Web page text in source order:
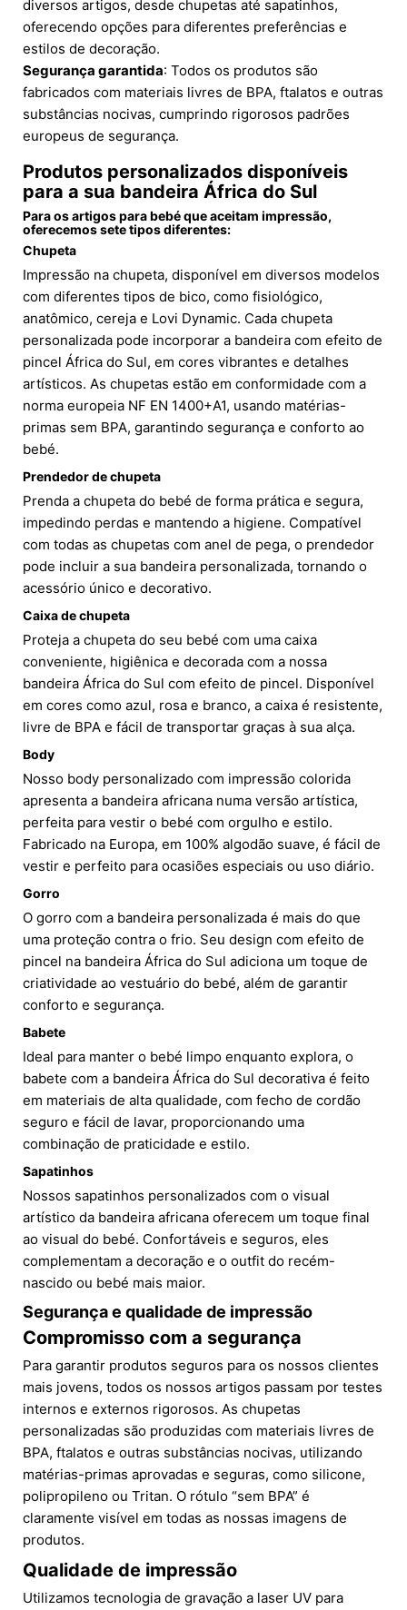
diversos artigos, desde chupetas até sapatinhos,
oferecendo opções para diferentes preferências e
estilos de decoração.
Segurança garantida: Todos os produtos são
fabricados com materiais livres de BPA, ftalatos e outras
substâncias nocivas, cumprindo rigorosos padrões
europeus de segurança.
Produtos personalizados disponíveis
para a sua bandeira África do Sul
Para os artigos para bebé que aceitam impressão,
oferecemos sete tipos diferentes:
Chupeta
Impressão na chupeta, disponível em diversos modelos
com diferentes tipos de bico, como fisiológico,
anatômico, cereja e Lovi Dynamic. Cada chupeta
personalizada pode incorporar a bandeira com efeito de
pincel África do Sul, em cores vibrantes e detalhes
artísticos. As chupetas estão em conformidade com a
norma europeia NF EN 1400+A1, usando matérias-
primas sem BPA, garantindo segurança e conforto ao
bebé.
Prendedor de chupeta
Prenda a chupeta do bebé de forma prática e segura,
impedindo perdas e mantendo a higiene. Compatível
com todas as chupetas com anel de pega, o prendedor
pode incluir a sua bandeira personalizada, tornando o
acessório único e decorativo.
Caixa de chupeta
Proteja a chupeta do seu bebé com uma caixa
conveniente, higiênica e decorada com a nossa
bandeira África do Sul com efeito de pincel. Disponível
em cores como azul, rosa e branco, a caixa é resistente,
livre de BPA e fácil de transportar graças à sua alça.
Body
Nosso body personalizado com impressão colorida
apresenta a bandeira africana numa versão artística,
perfeita para vestir o bebé com orgulho e estilo.
Fabricado na Europa, em 100% algodão suave, é fácil de
vestir e perfeito para ocasiões especiais ou uso diário.
Gorro
O gorro com a bandeira personalizada é mais do que
uma proteção contra o frio. Seu design com efeito de
pincel na bandeira África do Sul adiciona um toque de
criatividade ao vestuário do bebé, além de garantir
conforto e segurança.
Babete
Ideal para manter o bebé limpo enquanto explora, o
babete com a bandeira África do Sul decorativa é feito
em materiais de alta qualidade, com fecho de cordão
seguro e fácil de lavar, proporcionando uma
combinação de praticidade e estilo.
Sapatinhos
Nossos sapatinhos personalizados com o visual
artístico da bandeira africana oferecem um toque final
ao visual do bebé. Confortáveis e seguros, eles
complementam a decoração e o outfit do recém-
nascido ou bebé mais maior.
Segurança e qualidade de impressão
Compromisso com a segurança
Para garantir produtos seguros para os nossos clientes
mais jovens, todos os nossos artigos passam por testes
internos e externos rigorosos. As chupetas
personalizadas são produzidas com materiais livres de
BPA, ftalatos e outras substâncias nocivas, utilizando
matérias-primas aprovadas e seguras, como silicone,
polipropileno ou Tritan. O rótulo “sem BPA” é
claramente visível em todas as nossas imagens de
produtos.
Qualidade de impressão
Utilizamos tecnologia de gravação a laser UV para